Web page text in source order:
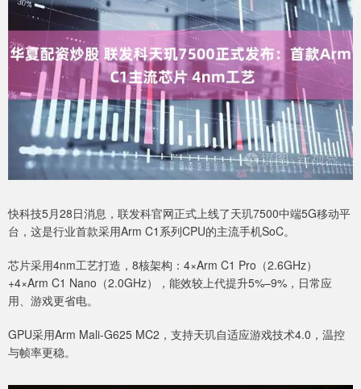
快科技5月28日消息，联发科官网正式上线了天玑7500中端5G移动平
台，这是行业首款采用Arm C1系列CPU的主流手机SoC。
芯片采用4nm工艺打造，8核架构：4×Arm C1 Pro（2.6GHz）
+4×Arm C1 Nano（2.0GHz），能效较上代提升5%–9%，日常应
用、游戏更省电。
GPU采用Arm Mali-G625 MC2，支持天玑自适应游戏技术4.0，温控
与帧率更稳。